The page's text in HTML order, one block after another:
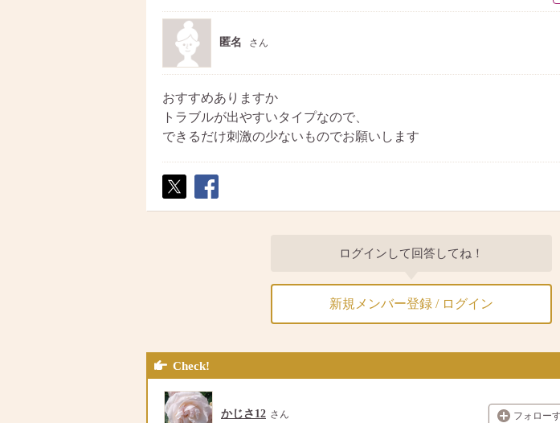
匿名 さん
おすすめありますか
トラブルが出やすいタイプなので、
できるだけ刺激の少ないものでお願いします
ト
ア
ログインして回答してね！
新規メンバー登録 / ログイン
Check!
フォロー
かじさ12 さん